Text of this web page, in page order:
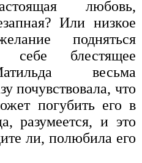
любовь,
Или низкое
подняться
себе блестящее
весьма
почувствовала, что
погубить его в
разумеется, и это
ли, полюбила его